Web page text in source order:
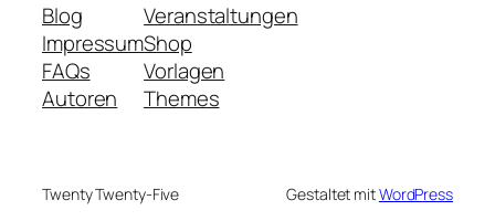
Blog
Impressum
FAQs
Autoren
Veranstaltungen
Shop
Vorlagen
Themes
Twenty Twenty-Five Gestaltet mitWordPress